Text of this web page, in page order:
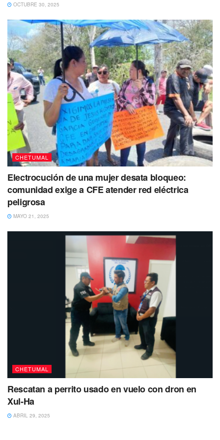
huevos con jitomate que estaban preparando. También
había un remolque que tenía un semillero con plantas de
marihuana, un arma de fuego y granadas. A pesar del
operativo desplegado y avanzar más en el perímetro, no se
logró alguna detención ni el aseguramiento de otro
Sobre la persona que fue liberada por los criminales, tras
ser detenida manejando una camioneta con reporte de
robo, no se sabe más, aunque se presume era miembro de
una célula dedicada al tráfico de indocumentados por la
frontera Sur de la entidad.
Te puede interesar volver a Leer
OCTUBRE 30, 2025
CHETUMAL
Electrocución de una mujer desata bloqueo:
comunidad exige a CFE atender red eléctrica
peligrosa
MAYO 21, 2025
CHETUMAL
Rescatan a perrito usado en vuelo con dron en
Xul-Ha
ABRIL 29, 2025